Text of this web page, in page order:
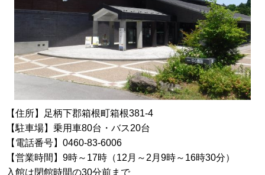
【住所】足柄下郡箱根町箱根381-4
【駐車場】乗用車80台・バス20台
【電話番号】0460-83-6006
【営業時間】9時～17時（12月～2月9時～16時30分）
入館は閉館時間の30分前まで